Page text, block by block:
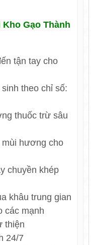
Gạo Thành
tận tay cho
theo chỉ số:
thuốc trừ sâu
hương cho
chuyền khép
khâu trung gian
các mạnh
thiện
24/7